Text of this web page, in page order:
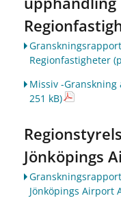
Regionfastigheter
Missiv -
251 kB)
Jönköpings
Jönköpings Airport